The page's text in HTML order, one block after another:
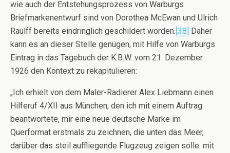
wie auch der Entstehungsprozess von Warburgs
Briefmarkenentwurf sind von Dorothea McEwan und Ulrich
Raulff bereits eindringlich geschildert worden.[38] Daher
kann es an dieser Stelle genügen, mit Hilfe von Warburgs
Eintrag in das Tagebuch der K.B.W. vom 21. Dezember
1926 den Kontext zu rekapitulieren:
„Ich erhielt von dem Maler-Radierer Alex Liebmann einen
Hilferuf 4/XII aus München, den ich mit einem Auftrag
beantwortete, mir eine neue deutsche Marke im
Querformat erstmals zu zeichnen, die unten das Meer,
darüber das steil auffliegende Flugzeug zeigen solle: mit